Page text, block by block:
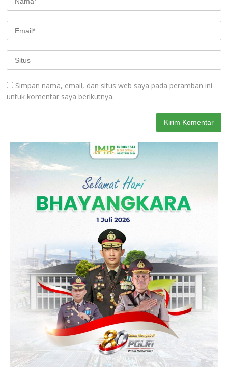
Simpan nama, email, dan situs web saya pada peramban ini
untuk komentar saya berikutnya.